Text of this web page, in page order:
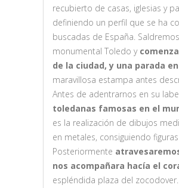
recubierto de casas, iglesias y
definiendo un perfil que se ha
buscadas de España.
monumental Toledo y
de la ciudad, y una parada
maravillosa estampa antes
Antes de adentrarnos en su
toledanas famosas en el
es la realización de dibujos
en metales, consiguiendo
Posteriormente
nos acompañara hacía el
espléndida plaza del